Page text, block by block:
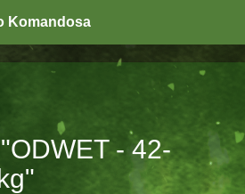
Komandosa
- 42-